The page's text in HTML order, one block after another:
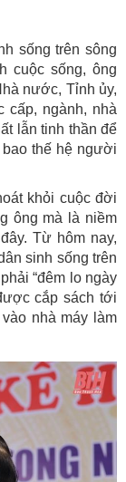
sống trên sông
cuộc sống, ông
nước, Tỉnh ủy,
cấp, ngành, nhà
lẫn tinh thần để
thế hệ người
khỏi cuộc đời
ông mà là niềm
Từ hôm nay,
sinh sống trên
“đêm lo ngày
cắp sách tới
nhà máy làm